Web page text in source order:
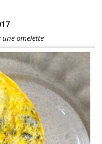
une omelette